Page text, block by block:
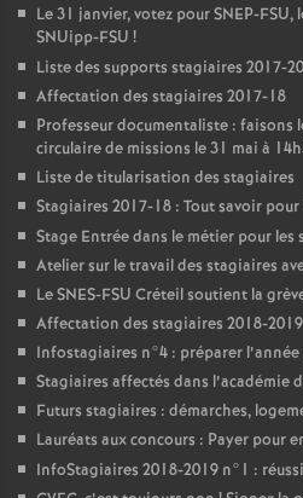
Le 31 janvier, votez pourSNEP-FSU,
SNUipp-FSU !
Liste des supports stagiaires 2017-
Affectation des stagiaires 2017-18
Professeur documentaliste : faisons
circulaire de missions le 31 mai à
Liste de titularisation des stagiaires
Stagiaires 2017-18 : Tout savoir
Stage Entrée dans le métier pour
Atelier sur le travail des stagiaires
LeSNES-FSU Créteil soutient la
Affectation des stagiaires 2018-2019
Infostagiaires n°4 : préparer
Stagiaires affectés dans l’académie
Futurs stagiaires : démarches,
Lauréats aux concours : Payer pour
InfoStagiaires 2018-2019 n°1 :